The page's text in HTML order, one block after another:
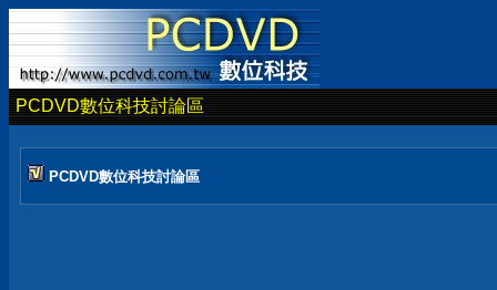
PCDVD數位科技討論區
PCDVD數位科技討論區